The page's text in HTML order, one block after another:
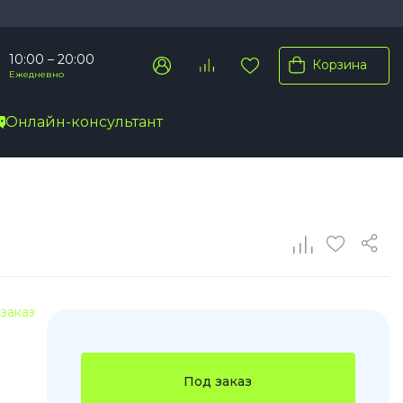
10:00 – 20:00
Ежедневно
Корзина
Онлайн-консультант
Max
Под заказ